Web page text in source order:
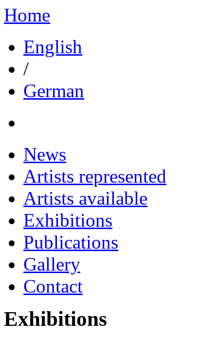
Home
English
/
German
News
Artists represented
Artists available
Exhibitions
Publications
Gallery
Contact
Exhibitions